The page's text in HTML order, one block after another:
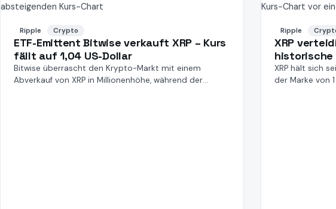
Ripple Crypto
ETF-Emittent Bitwise verkauft XRP – Kurs
fällt auf 1,04 US-Dollar
Bitwise überrascht den Krypto-Markt mit einem
Abverkauf von XRP in Millionenhöhe, während der
Ripple
XRP
historische
XRP hält sich
der Marke von